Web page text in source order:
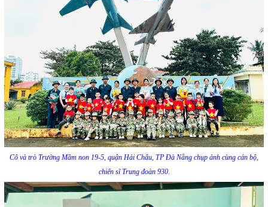
Cô và trò Trường Mầm non 19-5, quận Hải Châu, TP Đà Nẵng chụp ảnh cùng cán bộ,
chiến sĩ Trung đoàn 930.